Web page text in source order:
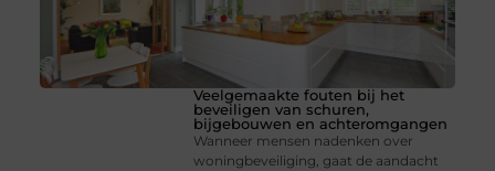
Veelgemaakte fouten bij het
beveiligen van schuren,
bijgebouwen en achteromgangen
Wanneer mensen nadenken over
woningbeveiliging, gaat de aandacht